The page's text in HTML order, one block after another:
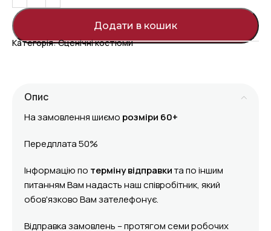
Додати в кошик
Категорія:Сценічні костюми
Опис
На замовлення шиємо розміри 60+
Передплата 50%
Інформацію по терміну відправкита по іншим
питанням Вам надасть наш співробітник, який
обов'язково Вам зателефонує.
Відправка замовлень – протягом семи робочих